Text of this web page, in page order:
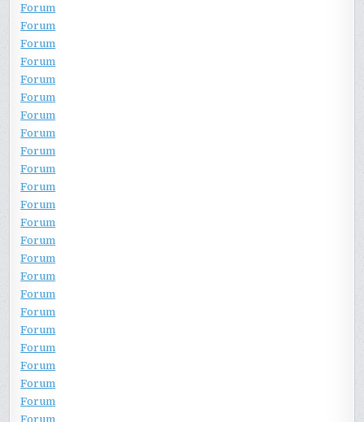
Forum
Forum
Forum
Forum
Forum
Forum
Forum
Forum
Forum
Forum
Forum
Forum
Forum
Forum
Forum
Forum
Forum
Forum
Forum
Forum
Forum
Forum
Forum
Forum